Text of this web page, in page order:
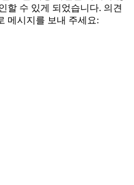
할 수 있게 되었습니다. 의견
메시지를 보내 주세요: